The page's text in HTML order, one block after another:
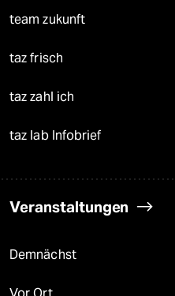
team zukunft
taz frisch
taz zahl ich
taz lab Infobrief
Veranstaltungen
Demnächst
Vor Ort